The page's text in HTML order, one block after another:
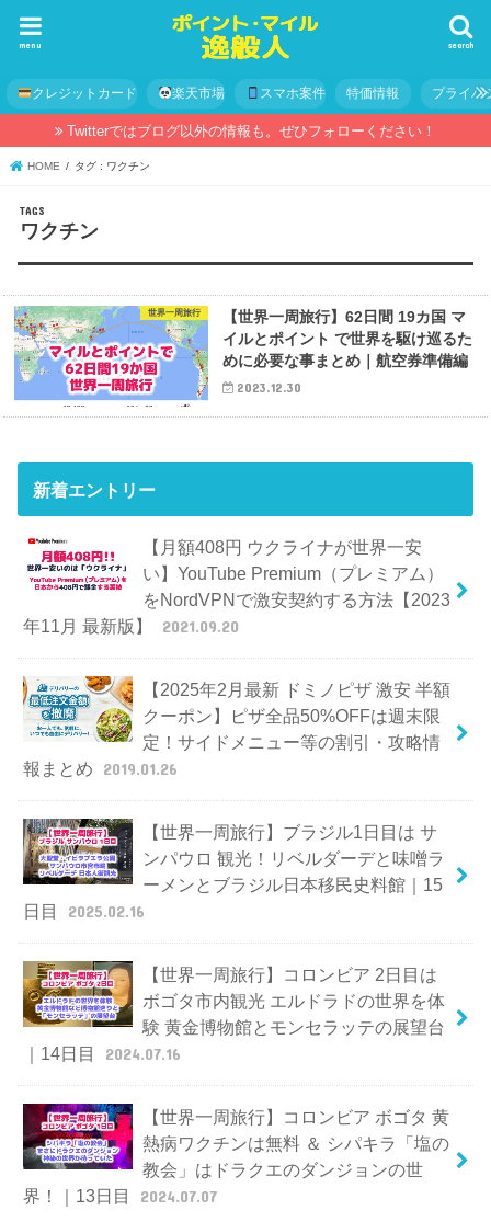
search
menu
クレジットカード 楽天市場 スマホ案件 特価情報 プライバ
Twitterではブログ以外の情報も。ぜひフォローください！
HOME タグ : ワクチン
ワクチン
世界一周旅行
【世界一周旅行】62日間 19カ国 マ
イルとポイント で世界を駆け巡るた
めに必要な事まとめ｜航空券準備編
2023.12.30
新着エントリー
【月額408円 ウクライナが世界一安
い】YouTube Premium（プレミアム）
をNordVPNで激安契約する方法【2023
年11月 最新版】
2021.09.20
【2025年2月最新 ドミノピザ 激安 半額
クーポン】ピザ全品50%OFFは週末限
定！サイドメニュー等の割引・攻略情
報まとめ
2019.01.26
【世界一周旅行】ブラジル1日目は サ
ンパウロ 観光！リベルダーデと味噌ラ
ーメンとブラジル日本移民史料館｜15
日目
2025.02.16
【世界一周旅行】コロンビア 2日目は
ボゴタ市内観光 エルドラドの世界を体
験 黄金博物館とモンセラッテの展望台
｜14日目
2024.07.16
【世界一周旅行】コロンビア ボゴタ 黄
熱病ワクチンは無料 ＆ シパキラ「塩の
教会」はドラクエのダンジョンの世
界！｜13日目
2024.07.07